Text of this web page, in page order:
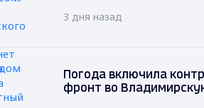
3 дня назад
Погода включила
фронт во